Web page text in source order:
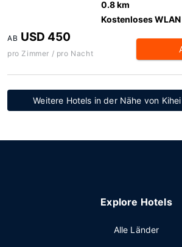
0.8 km
Kostenloses WLAN
AB USD 450
pro Zimmer / pro Nacht
Weitere Hotels in der Nähe von
Explore Hotels
Alle Länder